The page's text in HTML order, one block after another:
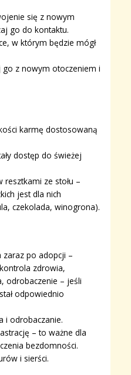
się z nowym
go do kontaktu.
w którym będzie mógł
z nowym otoczeniem i
karmę dostosowaną
dostęp do świeżej
ze stołu –
jest dla nich
czekolada, winogrona).
zaraz po adopcji –
zdrowia,
odrobaczenie – jeśli
odpowiednio
i odrobaczanie.
– to ważne dla
bezdomności.
i sierści.